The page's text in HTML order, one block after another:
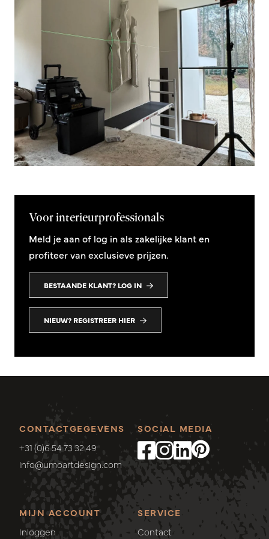
Voor interieurprofessionals
Meld je aan of log in als zakelijke klant en
profiteer van exclusieve prijzen.
BESTAANDE KLANT? LOG IN
NIEUW? REGISTREER HIER
CONTACTGEGEVENS
+31 (0)6 54 73 32 49
info@umoartdesign.com
MIJN ACCOUNT
Inloggen
SERVICE
Contact
SOCIAL MEDIA